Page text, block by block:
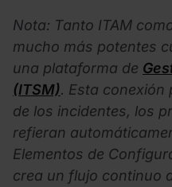
Nota: Tanto ITAM
mucho más potentes
una plataforma de
(ITSM). Esta conexión
de los incidentes, los
refieran
Elementos de
crea un flujo continuo